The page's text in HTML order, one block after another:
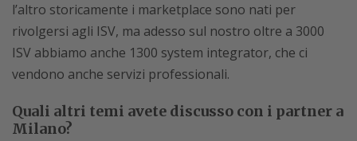
l’altro storicamente i marketplace sono nati per
rivolgersi agli ISV, ma adesso sul nostro oltre a 3000
ISV abbiamo anche 1300 system integrator, che ci
vendono anche servizi professionali.
Quali altri temi avete discusso con i partner a
Milano?